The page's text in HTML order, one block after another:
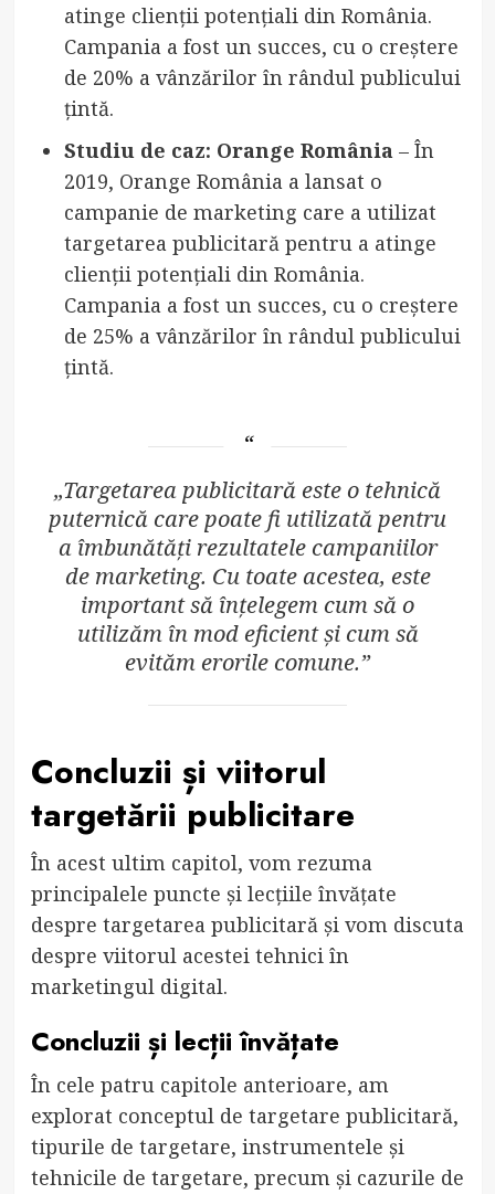
atinge clienții potențiali din România.
Campania a fost un succes, cu o creștere
de 20% a vânzărilor în rândul publicului
țintă.
Studiu de caz: Orange România– În
2019, Orange România a lansat o
campanie de marketing care a utilizat
targetarea publicitară pentru a atinge
clienții potențiali din România.
Campania a fost un succes, cu o creștere
de 25% a vânzărilor în rândul publicului
țintă.
„Targetarea publicitară este o tehnică
puternică care poate fi utilizată pentru
a îmbunătăți rezultatele campaniilor
de marketing. Cu toate acestea, este
important să înțelegem cum să o
utilizăm în mod eficient și cum să
evităm erorile comune.”
Concluzii și viitorul
targetării publicitare
În acest ultim capitol, vom rezuma
principalele puncte și lecțiile învățate
despre targetarea publicitară și vom discuta
despre viitorul acestei tehnici în
marketingul digital.
Concluzii și lecții învățate
În cele patru capitole anterioare, am
explorat conceptul de targetare publicitară,
tipurile de targetare, instrumentele și
tehnicile de targetare, precum și cazurile de